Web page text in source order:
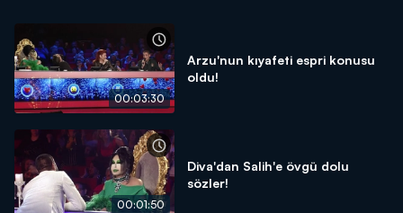
00:03:30
Arzu'nun kıyafeti espri konusu
oldu!
00:01:50
Diva'dan Salih'e övgü dolu
sözler!